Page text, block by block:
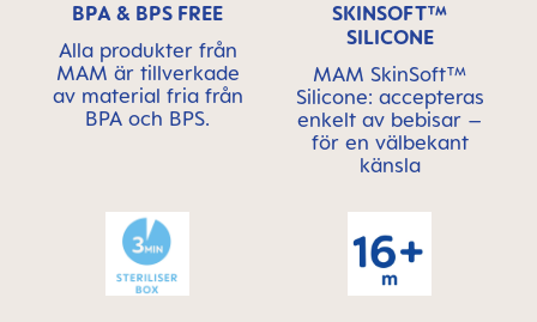
BPA & BPS FREE
Alla produkter från
MAM är tillverkade
av material fria från
BPA och BPS.
SKINSOFT™
SILICONE
MAM SkinSoft™
Silicone: accepteras
enkelt av bebisar –
för en välbekant
känsla